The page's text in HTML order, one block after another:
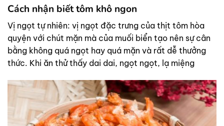
Cách nhận biết tôm khô ngon
Vị ngọt tự nhiên: vị ngọt đặc trưng của thịt tôm hòa
quyện với chút mặn mà của muối biển tạo nên sự cân
bằng không quá ngọt hay quá mặn và rất dễ thưởng
thức. Khi ăn thử thấy dai dai, ngọt ngọt, lạ miệng